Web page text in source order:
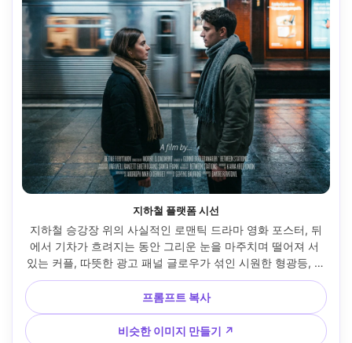
지하철 플랫폼 시선
지하철 승강장 위의 사실적인 로맨틱 드라마 영화 포스터, 뒤
에서 기차가 흐려지는 동안 그리운 눈을 마주치며 떨어져 서
있는 커플, 따뜻한 광고 패널 글로우가 섞인 시원한 형광등, 현
대적인 스트리트 패션, 긴장감과 친밀감, 제목을 위해 위에 네
거티브 공간이 있는 강력한 수직 프레임, 50mm f/1.4로 촬영,
모션 블러 + 날카로운 얼굴, 시네마틱 등급 --ar 4:5
프롬프트 복사
비슷한 이미지 만들기 ↗